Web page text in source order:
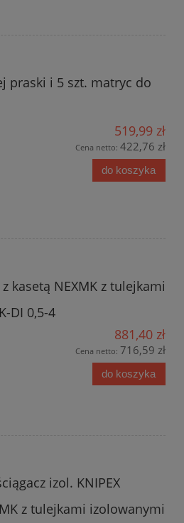
praski i 5 szt. matryc do
519,99 zł
Cena netto: 422,76 zł
do koszyka
kasetą NEXMK z tulejkami
DI 0,5-4
881,40 zł
Cena netto: 716,59 zł
do koszyka
izol. KNIPEX
z tulejkami izolowanymi